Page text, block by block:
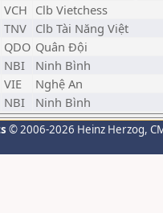
VCH Clb Vietchess
TNV Clb Tài Năng Việt
QDO Quân Đội
NBI
Ninh Bình
VIE
Nghệ An
NBI Ninh Bình
© 2006-2026 Heinz Herzog,